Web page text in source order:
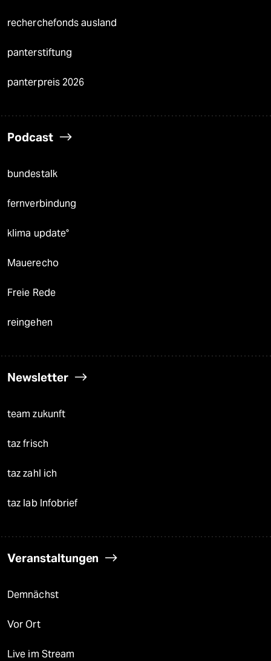
recherchefonds ausland
panterstiftung
panterpreis 2026
Podcast
bundestalk
fernverbindung
klima update°
Mauerecho
Freie Rede
reingehen
Newsletter
team zukunft
taz frisch
taz zahl ich
taz lab Infobrief
Veranstaltungen
Demnächst
Vor Ort
Live im Stream